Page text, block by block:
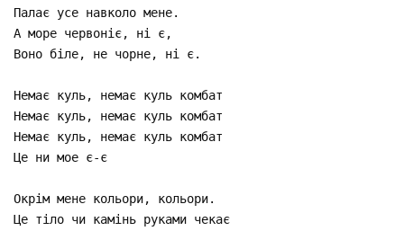
Палає усе навколо мене.
А море червоніє, ні є,
Воно біле, не чорне, ні є.
Немає куль, немає куль комбат
Немає куль, немає куль комбат
Немає куль, немає куль комбат
Це ни мое є-є
Окрім мене кольори, кольори.
Це тіло чи камінь руками чекає